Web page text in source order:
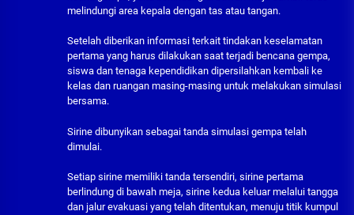
melindungi area kepala dengan tas atau tangan.
Setelah diberikan informasi terkait tindakan keselamatan
pertama yang harus dilakukan saat terjadi bencana gempa,
siswa dan tenaga kependidikan dipersilahkan kembali ke
kelas dan ruangan masing-masing untuk melakukan simulasi
bersama.
Sirine dibunyikan sebagai tanda simulasi gempa telah
dimulai.
Setiap sirine memiliki tanda tersendiri, sirine pertama
berlindung di bawah meja, sirine kedua keluar melalui tangga
dan jalur evakuasi yang telah ditentukan, menuju titik kumpul